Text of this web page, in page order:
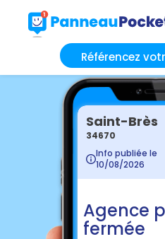
Référencez
Saint-Brès
34670
Info publiée le
10/08/2026
Agence
fermée